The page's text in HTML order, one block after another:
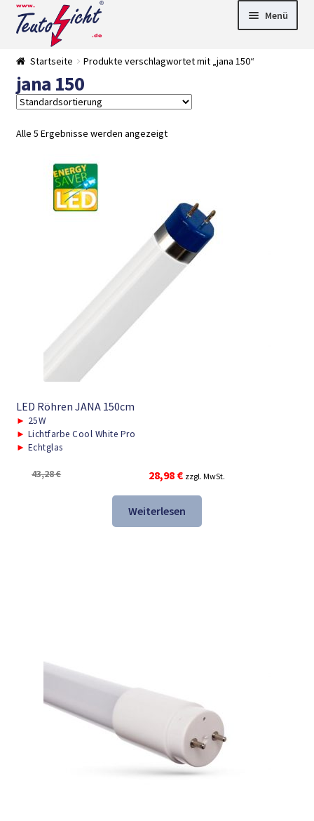
Zur
Navigation
springen
Springe
zum
Menü
►
Startseite Produkte verschlagwortet mit „jana 150“
jana 150
Alle 5 Ergebnisse werden angezeigt
LED Röhren JANA 150cm
► 25W
► Lichtfarbe Cool White Pro
► Echtglas
43,28€
Ursprünglicher
Preis
war:
43,28 €
28,98 €Aktueller
Preis
ist:
28,98 €.
zzgl. MwSt.
Weiterlesen